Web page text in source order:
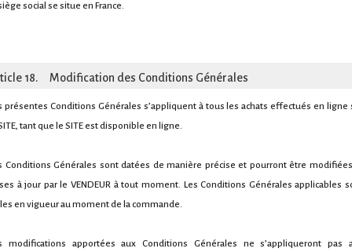
social se situe en France.
18. Modification des Conditions Générales
présentes Conditions Générales s’appliquent à tous les achats effectués en ligne
tant que le SITE est disponible en ligne.
Conditions Générales sont datées de manière précise et pourront être
à jour par le VENDEUR à tout moment. Les Conditions Générales applicables
en vigueur au moment de la commande.
modifications apportées aux Conditions Générales ne s’appliqueront pas